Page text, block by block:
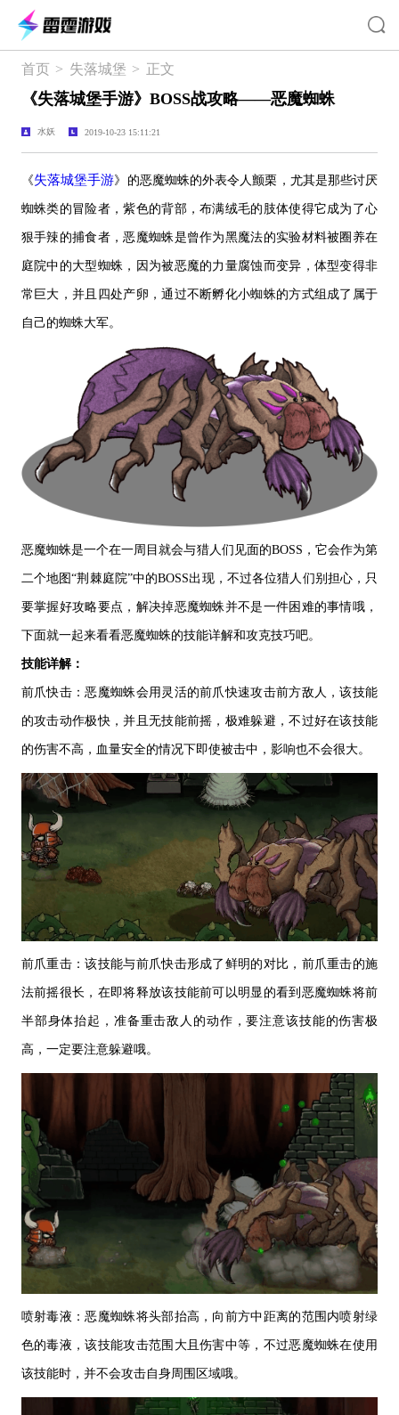
首页 > 失落城堡 > 正文
《失落城堡手游》BOSS战攻略——恶魔蜘蛛
水妖 2019-10-23 15:11:21
《失落城堡手游》的恶魔蜘蛛的外表令人颤栗，尤其是那些讨厌
蜘蛛类的冒险者，紫色的背部，布满绒毛的肢体使得它成为了心
狠手辣的捕食者，恶魔蜘蛛是曾作为黑魔法的实验材料被圈养在
庭院中的大型蜘蛛，因为被恶魔的力量腐蚀而变异，体型变得非
常巨大，并且四处产卵，通过不断孵化小蜘蛛的方式组成了属于
自己的蜘蛛大军。
恶魔蜘蛛是一个在一周目就会与猎人们见面的BOSS，它会作为第
二个地图“荆棘庭院”中的BOSS出现，不过各位猎人们别担心，只
要掌握好攻略要点，解决掉恶魔蜘蛛并不是一件困难的事情哦，
下面就一起来看看恶魔蜘蛛的技能详解和攻克技巧吧。
技能详解：
前爪快击：恶魔蜘蛛会用灵活的前爪快速攻击前方敌人，该技能
的攻击动作极快，并且无技能前摇，极难躲避，不过好在该技能
的伤害不高，血量安全的情况下即使被击中，影响也不会很大。
前爪重击：该技能与前爪快击形成了鲜明的对比，前爪重击的施
法前摇很长，在即将释放该技能前可以明显的看到恶魔蜘蛛将前
半部身体抬起，准备重击敌人的动作，要注意该技能的伤害极
高，一定要注意躲避哦。
喷射毒液：恶魔蜘蛛将头部抬高，向前方中距离的范围内喷射绿
色的毒液，该技能攻击范围大且伤害中等，不过恶魔蜘蛛在使用
该技能时，并不会攻击自身周围区域哦。